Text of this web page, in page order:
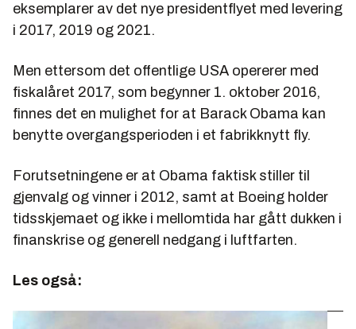
eksemplarer av det nye presidentflyet med levering
i 2017, 2019 og 2021.
Men ettersom det offentlige USA opererer med
fiskalåret 2017, som begynner 1. oktober 2016,
finnes det en mulighet for at Barack Obama kan
benytte overgangsperioden i et fabrikknytt fly.
Forutsetningene er at Obama faktisk stiller til
gjenvalg og vinner i 2012, samt at Boeing holder
tidsskjemaet og ikke i mellomtida har gått dukken i
finanskrise og generell nedgang i luftfarten.
Les også: